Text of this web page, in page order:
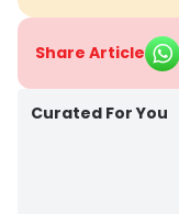
Share Article
Curated For You